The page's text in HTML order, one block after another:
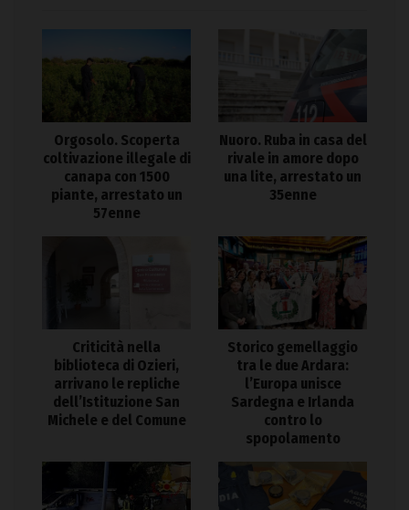
Orgosolo. Scoperta
coltivazione illegale di
canapa con 1500
piante, arrestato un
57enne
Nuoro. Ruba in casa del
rivale in amore dopo
una lite, arrestato un
35enne
Criticità nella
biblioteca di Ozieri,
arrivano le repliche
dell’Istituzione San
Michele e del Comune
Storico gemellaggio
tra le due Ardara:
l’Europa unisce
Sardegna e Irlanda
contro lo
spopolamento